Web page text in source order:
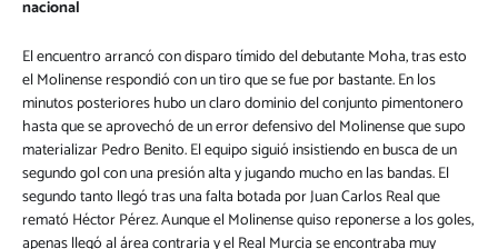
nacional
El encuentro arrancó con disparo tímido del debutante Moha, tras esto
el Molinense respondió con un tiro que se fue por bastante. En los
minutos posteriores hubo un claro dominio del conjunto pimentonero
hasta que se aprovechó de un error defensivo del Molinense que supo
materializar Pedro Benito. El equipo siguió insistiendo en busca de un
segundo gol con una presión alta y jugando mucho en las bandas. El
segundo tanto llegó tras una falta botada por Juan Carlos Real que
remató Héctor Pérez. Aunque el Molinense quiso reponerse a los goles,
apenas llegó al área contraria y el Real Murcia se encontraba muy